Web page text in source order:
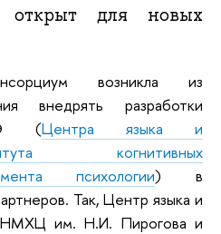
открыт для новых
возникла из
внедрять разработки
(Центра языка и
когнитивных
психологии) в
Так, Центр языка и
НМХЦ им. Н.И. Пирогова и